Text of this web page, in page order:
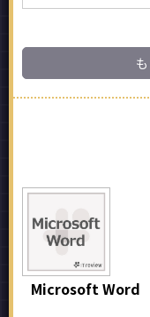
Microsoft Word